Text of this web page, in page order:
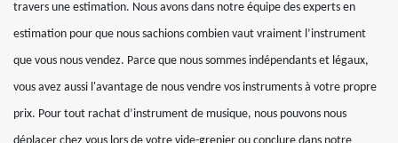
travers une estimation. Nous avons dans notre équipe des experts en
estimation pour que nous sachions combien vaut vraiment l’instrument
que vous nous vendez. Parce que nous sommes indépendants et légaux,
vous avez aussi l'avantage de nous vendre vos instruments à votre propre
prix. Pour tout rachat d’instrument de musique, nous pouvons nous